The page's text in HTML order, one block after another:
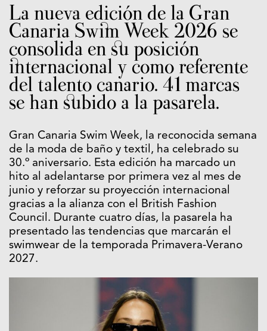
La nueva edición de la Gran
Canaria Swim Week 2026 se
consolida en su posición
internacional y como referente
del talento canario. 41 marcas
se han subido a la pasarela.
Gran Canaria Swim Week, la reconocida semana
de la moda de baño y textil, ha celebrado su
30.º aniversario. Esta edición ha marcado un
hito al adelantarse por primera vez al mes de
junio y reforzar su proyección internacional
gracias a la alianza con el British Fashion
Council. Durante cuatro días, la pasarela ha
presentado las tendencias que marcarán el
swimwear de la temporada Primavera-Verano
2027.